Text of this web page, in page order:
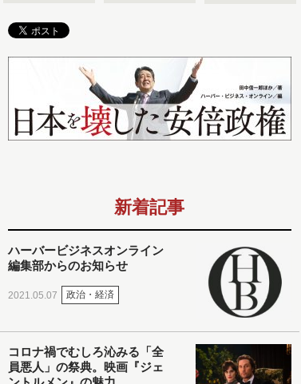
新着記事
ハーバービジネスオンライン
編集部からのお知らせ
2021.05.07 政治・経済
コロナ禍でむしろ沁みる「全
員悪人」の祭典。映画『ジェ